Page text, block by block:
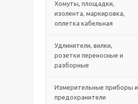
Хомуты, площадки,
изолента, маркировка,
оплетка кабельная
Удлинители, вилки,
розетки переносные и
разборные
Измерительные приборы и
предохранители